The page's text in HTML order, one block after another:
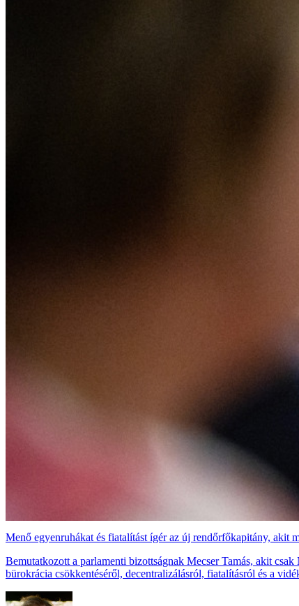
Menő egyenruhákat és fiatalítást ígér az új rendőrfőkapitány, akit
Bemutatkozott a parlamenti bizottságnak Mecser Tamás, akit
bürokrácia csökkentéséről, decentralizálásról, fiatalításról és a